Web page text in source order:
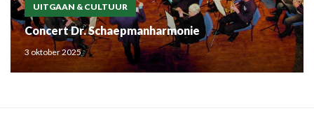
UITGAAN & CULTUUR
Concert Dr. Schaepmanharmonie
3 oktober 2025